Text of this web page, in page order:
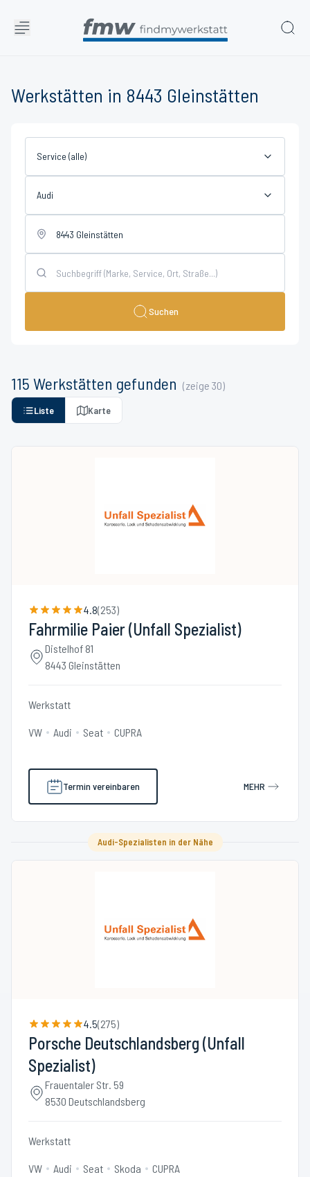
Werkstätten in 8443 Gleinstätten
Service (alle)
Audi
Suchen
115 Werkstätten gefunden (zeige 30)
Liste Karte
4.8(253)
Fahrmilie Paier (Unfall Spezialist)
Distelhof 81
8443 Gleinstätten
Werkstatt
VW Audi Seat CUPRA
Termin vereinbaren MEHR
Audi-Spezialisten in der Nähe
4.5(275)
Porsche Deutschlandsberg (Unfall
Spezialist)
Frauentaler Str. 59
8530 Deutschlandsberg
Werkstatt
VW Audi Seat Skoda CUPRA